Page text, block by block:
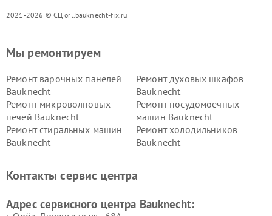
2021-2026 © СЦ orl.bauknecht-fix.ru
Мы ремонтируем
Ремонт варочных панелей
Bauknecht
Ремонт духовых шкафов
Bauknecht
Ремонт микроволновых
печей Bauknecht
Ремонт посудомоечных
машин Bauknecht
Ремонт стиральных машин
Bauknecht
Ремонт холодильников
Bauknecht
Контакты сервис центра
Адрес сервисного центра Bauknecht: